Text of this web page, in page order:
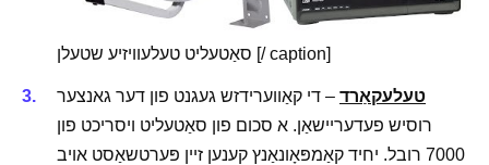
סאַטעליט טעלעוויזיע שטעלן [/ caption]
טעלעקאַרד – די קאַווערידזש געגנט פון דער גאנצער
רוסיש פעדעריישאַן. א סכום פון סאַטעליט ויסריכט פון
7000 רובל. יחיד קאַמפּאָונאַנץ קענען זיין פּערטשאַסט אויב